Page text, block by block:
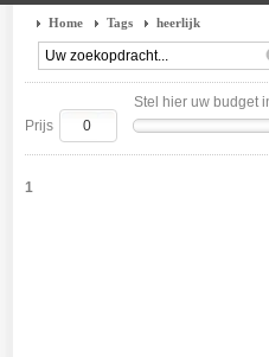
Home Tags heerlijk
Stel hier uw budget
Prijs
1